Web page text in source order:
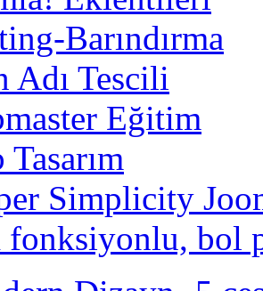
Barındırma
Adı Tescili
Eğitim
Tasarım
Simplicity
fonksiyonlu, bol